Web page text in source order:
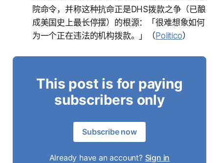
院命令，并称这种抗命正是DHS拨款之争（已酿
成美国史上最长停摆）的根源：「很难想象如何
为一个正在违法的机构拨款。」（Politico）
This post is for paying
subscribers only
Subscribe now
Already have an account? Sign in